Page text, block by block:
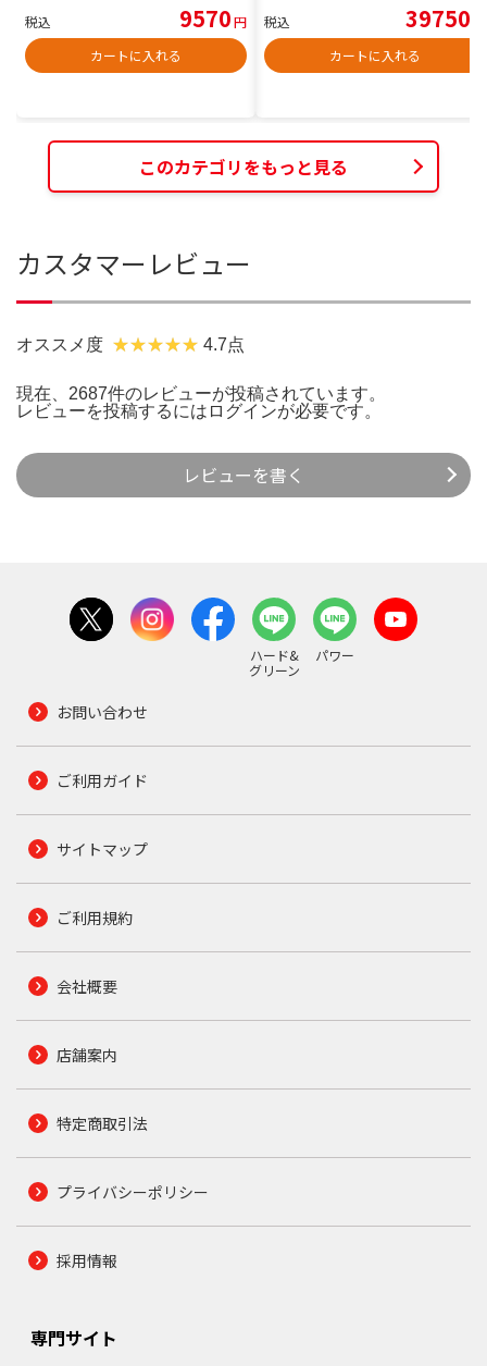
税込 9570円
カートに入れる
税込 39750
カートに入れる
このカテゴリをもっと見る
カスタマーレビュー
オススメ度 4.7点
現在、2687件のレビューが投稿されています。
レビューを投稿するには ログインが必要です。
レビューを書く
ハード&
グリーン
パワー
お問い合わせ
ご利用ガイド
サイトマップ
ご利用規約
会社概要
店舗案内
特定商取引法
プライバシーポリシー
採用情報
専門サイト